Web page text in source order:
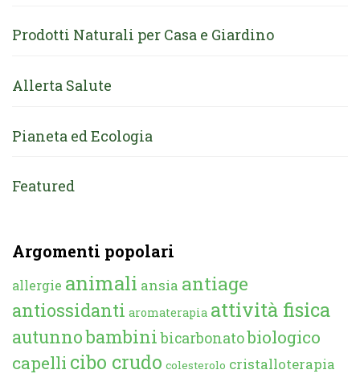
Prodotti Naturali per Casa e Giardino
Allerta Salute
Pianeta ed Ecologia
Featured
Argomenti popolari
allergie animali ansia antiage
antiossidanti aromaterapia attività fisica
autunnobambini bicarbonatobiologico
capelli cibo crudo colesterolo cristalloterapia